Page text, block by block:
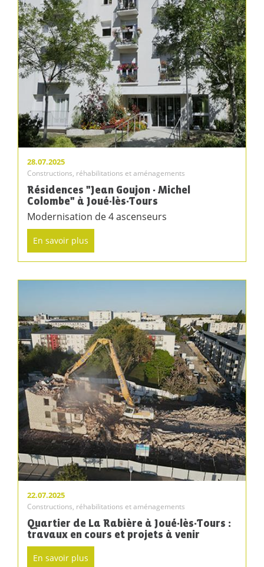
28.07.2025
Constructions, réhabilitations et aménagements
Résidences "Jean Goujon - Michel
Colombe" à Joué-lès-Tours
Modernisation de 4 ascenseurs
En savoir plus
22.07.2025
Constructions, réhabilitations et aménagements
Quartier de La Rabière à Joué-lès-Tours :
travaux en cours et projets à venir
En savoir plus